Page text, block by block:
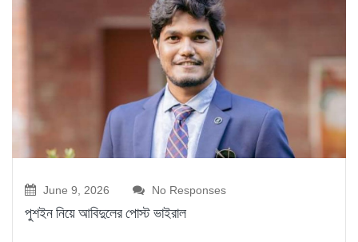
June 9, 2026 No Responses
পুশইন নিয়ে আবিদুলের পোস্ট ভাইরাল